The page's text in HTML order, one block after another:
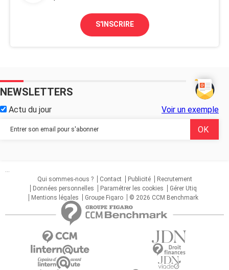
S'INSCRIRE
NEWSLETTERS
Actu du jour Voir un exemple
...
Qui sommes-nous ?
Contact Publicité
Recrutement
Données personnelles
Paramétrer les cookies
Gérer Utiq
Mentions légales
Groupe Figaro © 2026 CCM Benchmark